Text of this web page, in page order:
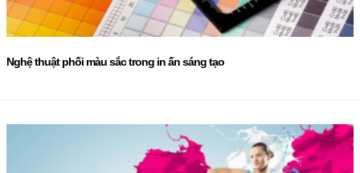
Nghệ thuật phối màu sắc trong in ấn sáng tạo